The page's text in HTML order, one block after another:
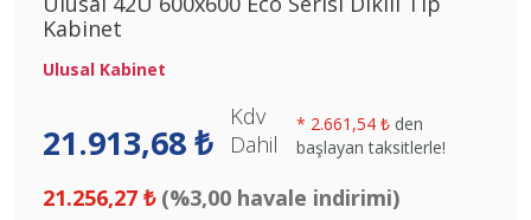
Kabinet
Ulusal Kabinet
21.913,68 ₺
Kdv
Dahil
* 2.661,54 ₺ den
başlayan taksitlerle!
21.256,27 ₺ (%3,00 havale indirimi)